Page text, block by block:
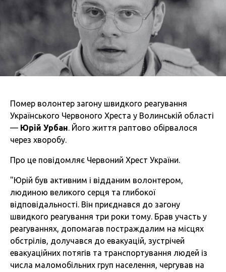
Помер волонтер загону швидкого реагування
Українського Червоного Хреста у Волинській області
— Юрій Урбан. Його життя раптово обірвалося
через хворобу.
Про це повідомляє Червоний Хрест України.
"Юрій був активним і відданим волонтером,
людиною великого серця та глибокої
відповідальності. Він приєднався до загону
швидкого реагування три роки тому. Брав участь у
реагуваннях, допомагав постраждалим на місцях
обстрілів, долучався до евакуацій, зустрічей
евакуаційних потягів та транспортування людей із
числа маломобільних груп населення, чергував на